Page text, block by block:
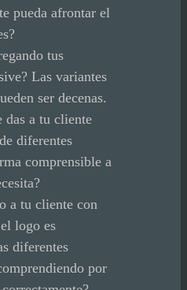
pueda afrontar el
tus
Las variantes
ser decenas.
das a tu cliente
diferentes
comprensible a
a tu cliente con
logo es
diferentes
por